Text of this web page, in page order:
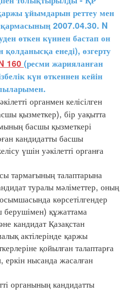
ұйымдарын реттеу мен
2007.04.30. N
өткен күннен бастап он
қолданысқа енеді), өзгерту
160 (ресми жарияланған
күн өткеннен кейін
органмен келісілген
қызметкер), бір уақытта
басшы қызметкері
кандидатты басшы
үшін уәкілетті органға
тармағының талаптарына
туралы мәліметтер, оның
көрсетілгендер
құжаттама
кандидат Қазақстан
актілерінде қаржы
қойылған талаптарға
еркін нысанда жасалған
органының кандидатты